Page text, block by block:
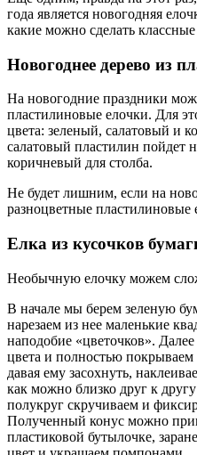
года является новогодняя
какие можно сделать
Новогоднее дерево из
На новогодние праздники
пластилиновые елочки. Для
цвета: зеленый, салатовый и
салатовый пластилин пойдет
коричневый для столба.
Не будет лишним, если на
разноцветные
Елка из кусочков
Необычную елочку можем
В начале мы берем зеленую
нарезаем из нее маленькие
наподобие «цветочков».
цвета и полностью
давая ему засохнуть,
как можно близко друг к
полукруг скручиваем и
Полученный конус можно
пластиковой бутылочке,